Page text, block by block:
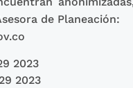
de Planeación:
2023
2023